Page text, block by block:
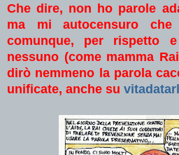
Che dire, non ho parole
ma mi autocensuro
comunque, per rispetto
nessuno (come mamma
dirò nemmeno la parola
unificate, anche su